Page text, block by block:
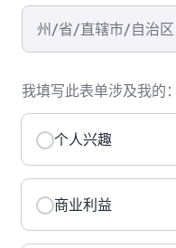
州/省/直辖市/自治区
我填写此表单涉及我的：
个人兴趣
商业利益